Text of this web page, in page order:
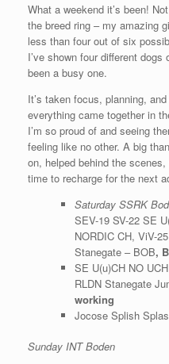
What a weekend it’s been!
the breed ring – my amazing
less than four out of six
I’ve shown four different
been a busy one.
It’s taken focus, planning,
everything came together in
I’m so proud of and seeing
feeling like no other. A big
on, helped behind the
time to recharge for the next
Saturday SSRK
SEV-19 SV-22 SE
NORDIC CH, ViV-
Stanegate – BOB,
SE U(u)CH NO
RLDN Stanegate
working
Jocose Splish
Sunday INT Boden